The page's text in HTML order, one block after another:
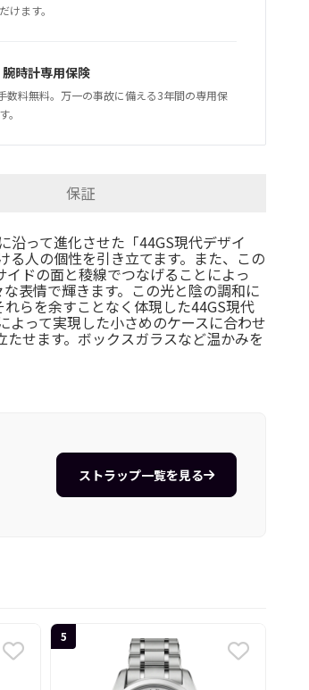
けます。
時計専用保険
数料無料。万一の事故に備える3年間の専用保
。
保証
って進化させた「44GS現代デザイ
人の個性を引き立てます。また、この
ドの面と稜線でつなげることによっ
表情で輝きます。この光と陰の調和に
らを余すことなく体現した44GS現代
って実現した小さめのケースに合わせ
せます。ボックスガラスなど温かみを
ストラップ一覧を見る
5